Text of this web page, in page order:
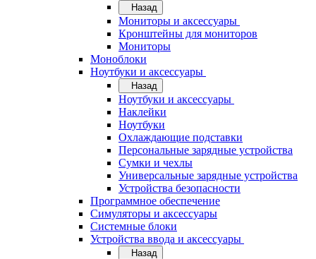
Назад
Мониторы и аксессуары
Кронштейны для мониторов
Мониторы
Моноблоки
Ноутбуки и аксессуары
Назад
Ноутбуки и аксессуары
Наклейки
Ноутбуки
Охлаждающие подставки
Персональные зарядные устройства
Сумки и чехлы
Универсальные зарядные устройства
Устройства безопасности
Программное обеспечение
Симуляторы и аксессуары
Системные блоки
Устройства ввода и аксессуары
Назад